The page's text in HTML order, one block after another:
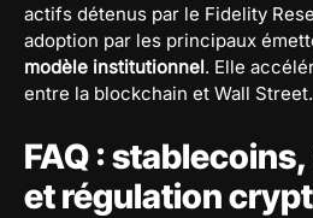
actifs détenus par le Fidelity
adoption par les principaux
modèle institutionnel. Elle
entre la blockchain et Wall Street.
FAQ : stablecoins,
et régulation